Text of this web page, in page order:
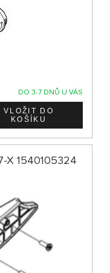
DO 3-7 DNŮ U VÁS
X 1540105324